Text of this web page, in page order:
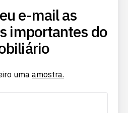
e-mail as
importantes do
uma amostra.